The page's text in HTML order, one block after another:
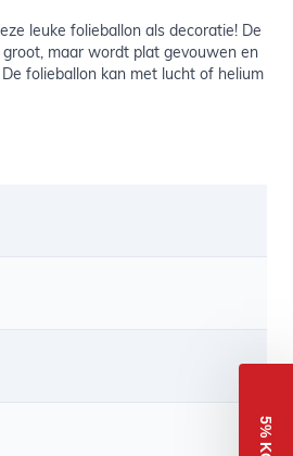
leuke folieballon als decoratie! De
maar wordt plat gevouwen en
folieballon kan met lucht of helium